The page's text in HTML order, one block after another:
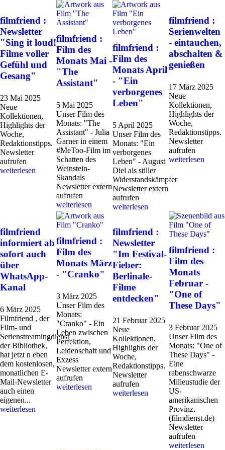
filmfriend :
Newsletter
"Sing it loud!
Filme voller
Gefühl und
Gesang"
23 Mai 2025
Neue
Kollektionen,
Highlights der
Woche,
Redaktionstipps.
Newsletter
aufrufen
weiterlesen
filmfriend :
Film des
Monats Mai -
"The
Assistant"
5 Mai 2025
Unser Film des
Monats: "The
Assistant" - Julia
Garner in einem
#MeToo-Film im
Schatten des
Weinstein-
Skandals
Newsletter extern
aufrufen
weiterlesen
filmfriend :
Film des
Monats April
- "Ein
verborgenes
Leben"
5 April 2025
Unser Film des
Monats: "Ein
verborgenes
Leben" - August
Diel als stiller
Widerstandskämpfer
Newsletter extern
aufrufen
weiterlesen
filmfriend :
Serienwelten
- eintauchen,
abschalten &
genießen
17 März 2025
Neue
Kollektionen,
Highlights der
Woche,
Redaktionstipps.
Newsletter
aufrufen
weiterlesen
filmfriend
informiert ab
sofort auch
über
WhatsApp-
Kanal
6 März 2025
Filmfriend , der
Film- und
Serienstreamingdienst
der Bibliothek,
hat jetzt n eben
dem kostenlosen,
monatlichen E-
Mail-Newsletter
auch einen
eigenen...
weiterlesen
filmfriend :
Film des
Monats März
- "Cranko"
3 März 2025
Unser Film des
Monats:
"Cranko" - Ein
Leben zwischen
Perfektion,
Leidenschaft und
Exzess
Newsletter extern
aufrufen
weiterlesen
filmfriend :
Newsletter
"Im Festival-
Fieber:
Berlinale-
Filme
entdecken"
21 Februar 2025
Neue
Kollektionen,
Highlights der
Woche,
Redaktionstipps.
Newsletter
aufrufen
weiterlesen
filmfriend :
Film des
Monats
Februar -
"One of
These Days"
3 Februar 2025
Unser Film des
Monats: "One of
These Days" -
Eine
rabenschwarze
Milieustudie der
US-
amerikanischen
Provinz.
(filmdienst.de)
Newsletter
aufrufen
weiterlesen